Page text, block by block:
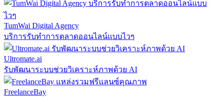
TumWai Digital Agency
บริการรับทำการตลาดออนไลน์แบบไวๆ
Ultromate.ai
รับพัฒนาระบบช่วยวิเคราะห์ภาพด้วย AI
FreelanceBay